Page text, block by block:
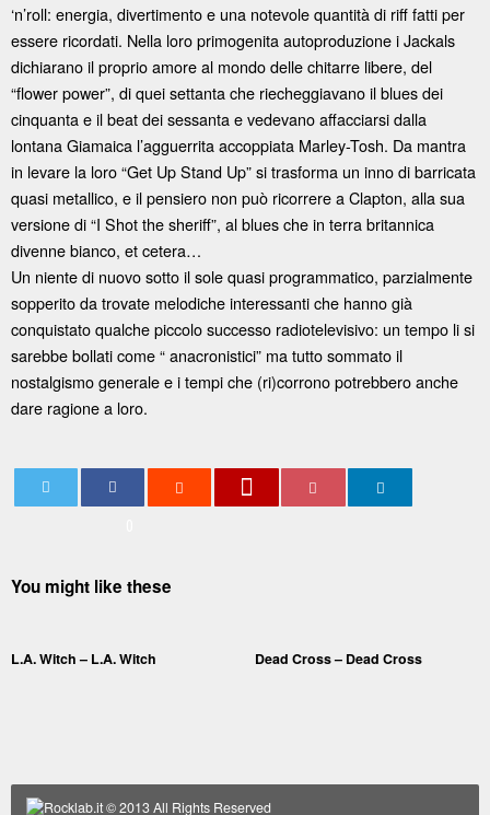
‘n’roll: energia, divertimento e una notevole quantità di riff fatti per
essere ricordati. Nella loro primogenita autoproduzione i Jackals
dichiarano il proprio amore al mondo delle chitarre libere, del
“flower power”, di quei settanta che riecheggiavano il blues dei
cinquanta e il beat dei sessanta e vedevano affacciarsi dalla
lontana Giamaica l’agguerrita accoppiata Marley-Tosh. Da mantra
in levare la loro “Get Up Stand Up” si trasforma un inno di barricata
quasi metallico, e il pensiero non può ricorrere a Clapton, alla sua
versione di “I Shot the sheriff”, al blues che in terra britannica
divenne bianco, et cetera…
Un niente di nuovo sotto il sole quasi programmatico, parzialmente
sopperito da trovate melodiche interessanti che hanno già
conquistato qualche piccolo successo radiotelevisivo: un tempo li si
sarebbe bollati come “ anacronistici” ma tutto sommato il
nostalgismo generale e i tempi che (ri)corrono potrebbero anche
dare ragione a loro.
You might like these
L.A. Witch – L.A. Witch Dead Cross – Dead Cross
Rocklab.it© 2013 All Rights Reserved